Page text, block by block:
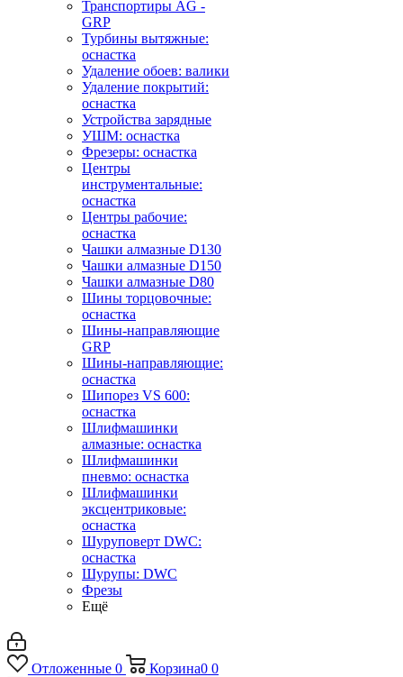
Транспортиры AG -
GRP
Турбины вытяжные:
оснастка
Удаление обоев: валики
Удаление покрытий:
оснастка
Устройства зарядные
УШМ: оснастка
Фрезеры: оснастка
Центры
инструментальные:
оснастка
Центры рабочие:
оснастка
Чашки алмазные D130
Чашки алмазные D150
Чашки алмазные D80
Шины торцовочные:
оснастка
Шины-направляющие
GRP
Шины-направляющие:
оснастка
Шипорез VS 600:
оснастка
Шлифмашинки
алмазные: оснастка
Шлифмашинки
пневмо: оснастка
Шлифмашинки
эксцентриковые:
оснастка
Шуруповерт DWC:
оснастка
Шурупы: DWC
Фрезы
Ещё
Отложенные 0 Корзина0 0